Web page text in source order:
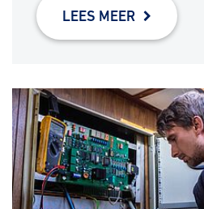
LEES MEER